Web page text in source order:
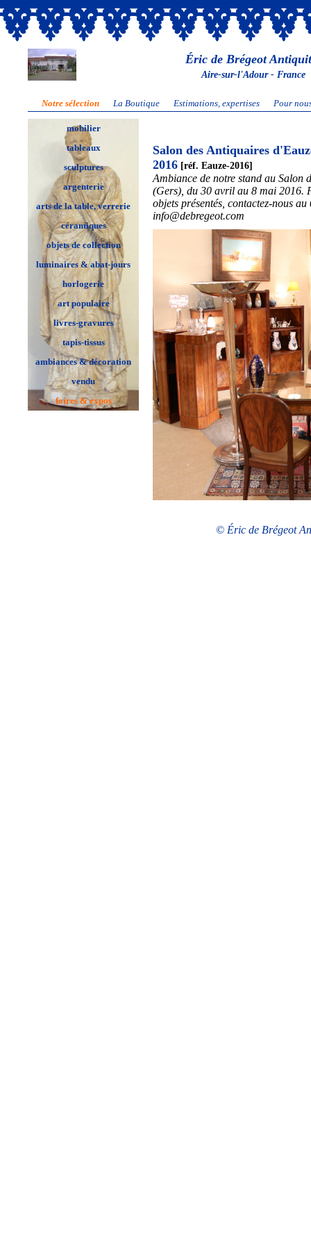
Éric de Brégeot
Aire-sur-l'Adour - France
Notre sélection La Boutique Estimations, expertises Pour
mobilier
tableaux
sculptures
argenterie
arts de la table, verrerie
céramiques
objets de collection
luminaires & abat-jours
horlogerie
art populaire
livres-gravures
tapis-tissus
ambiances & décoration
vendu
foires & expos
Salon des Antiquaires
2016 [réf. Eauze-2016]
Ambiance de notre stand au Salon
(Gers), du 30 avril au 8 mai 2016.
objets présentés, contactez-nous
info@debregeot.com
© Éric de Brégeot